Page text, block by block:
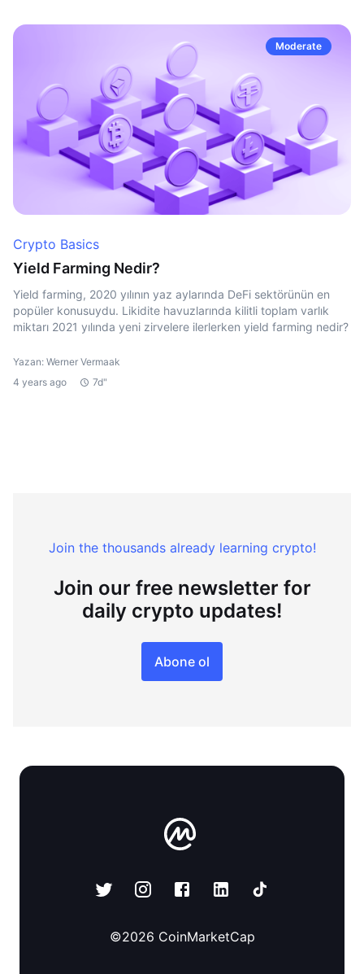
Moderate
Crypto Basics
Yield Farming Nedir?
Yield farming, 2020 yılının yaz aylarında DeFi sektörünün en
popüler konusuydu. Likidite havuzlarında kilitli toplam varlık
miktarı 2021 yılında yeni zirvelere ilerlerken yield farming nedir?
Yazan: Werner Vermaak
4 years ago
7d"
Join the thousands already learning crypto!
Join our free newsletter for
daily crypto updates!
Abone ol
©2026 CoinMarketCap